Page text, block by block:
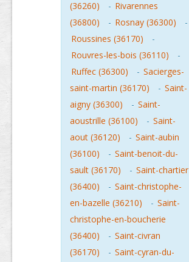
(36260)
- Rivarennes
(36800)
- Rosnay (36300)
-
Roussines (36170)
-
Rouvres-les-bois (36110)
-
Ruffec (36300)
- Sacierges-
saint-martin (36170)
- Saint-
aigny (36300)
- Saint-
aoustrille (36100)
- Saint-
aout (36120)
- Saint-aubin
(36100)
- Saint-benoit-du-
sault (36170)
- Saint-chartier
(36400)
- Saint-christophe-
en-bazelle (36210)
- Saint-
christophe-en-boucherie
(36400)
- Saint-civran
(36170)
- Saint-cyran-du-